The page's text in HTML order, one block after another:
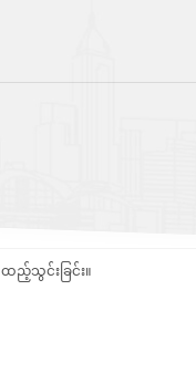
ည့်သွင်းခြင်း။